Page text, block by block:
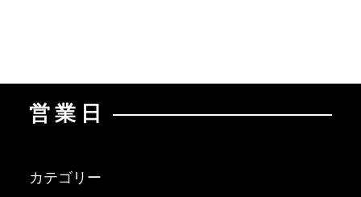
営業日
カテゴリー